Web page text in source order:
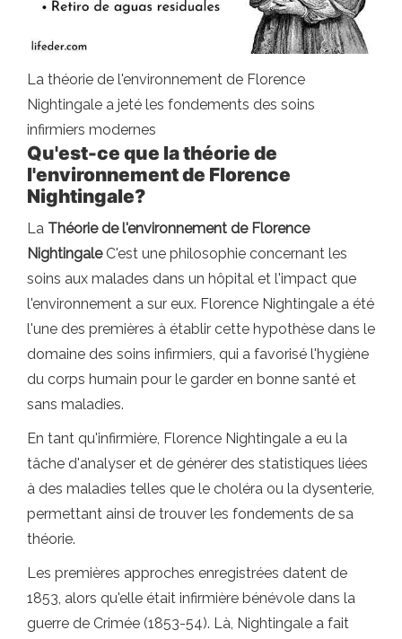
La théorie de l'environnement de Florence
Nightingale a jeté les fondements des soins
infirmiers modernes
Qu'est-ce que la théorie de
l'environnement de Florence
Nightingale?
La Théorie de l'environnement de Florence
NightingaleC'est une philosophie concernant les
soins aux malades dans un hôpital et l'impact que
l'environnement a sur eux. Florence Nightingale a été
l'une des premières à établir cette hypothèse dans le
domaine des soins infirmiers, qui a favorisé l'hygiène
du corps humain pour le garder en bonne santé et
sans maladies.
En tant qu'infirmière, Florence Nightingale a eu la
tâche d'analyser et de générer des statistiques liées
à des maladies telles que le choléra ou la dysenterie,
permettant ainsi de trouver les fondements de sa
théorie.
Les premières approches enregistrées datent de
1853, alors qu'elle était infirmière bénévole dans la
guerre de Crimée (1853-54). Là, Nightingale a fait